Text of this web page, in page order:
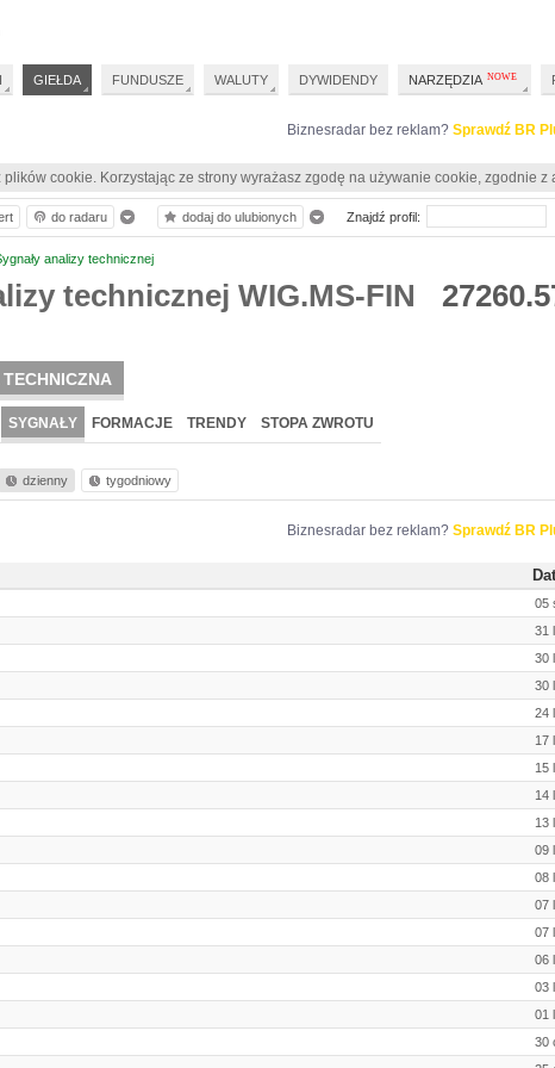
Biznesradar bez reklam? Sprawdź BR
plików cookie. Korzystając ze strony wyrażasz zgodę na używanie cookie, zgodnie
analizy technicznej
technicznej WIG.MS-FIN
SYGNAŁY FORMACJE TRENDY STOPA ZWROTU
dzienny tygodniowy
Biznesradar bez reklam? Sprawdź BR
05
31
30
30
24
17
15
14
13
09
08
07
07
06
03
01
30
do radaru dodaj do ulubionych Znajdź profil:
GIEŁDA FUNDUSZE WALUTY DYWIDENDY NARZĘDZIA